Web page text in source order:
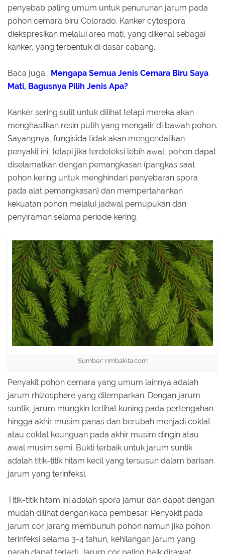
penyebab paling umum untuk penurunan jarum pada
pohon cemara biru Colorado. Kanker cytospora
diekspresikan melalui area mati, yang dikenal sebagai
kanker, yang terbentuk di dasar cabang.
Baca juga : Mengapa Semua Jenis Cemara Biru Saya
Mati, Bagusnya Pilih Jenis Apa?
Kanker sering sulit untuk dilihat tetapi mereka akan
menghasilkan resin putih yang mengalir di bawah pohon.
Sayangnya, fungisida tidak akan mengendalikan
penyakit ini, tetapi jika terdeteksi lebih awal, pohon dapat
diselamatkan dengan pemangkasan (pangkas saat
pohon kering untuk menghindari penyebaran spora
pada alat pemangkasan) dan mempertahankan
kekuatan pohon melalui jadwal pemupukan dan
penyiraman selama periode kering.
Sumber: rimbakita.com
Penyakit pohon cemara yang umum lainnya adalah
jarum rhizosphere yang dilemparkan. Dengan jarum
suntik, jarum mungkin terlihat kuning pada pertengahan
hingga akhir musim panas dan berubah menjadi coklat
atau coklat keunguan pada akhir musim dingin atau
awal musim semi. Bukti terbaik untuk jarum suntik
adalah titik-titik hitam kecil yang tersusun dalam barisan
jarum yang terinfeksi.
Titik-titik hitam ini adalah spora jamur dan dapat dengan
mudah dilihat dengan kaca pembesar. Penyakit pada
jarum cor jarang membunuh pohon namun jika pohon
terinfeksi selama 3-4 tahun, kehilangan jarum yang